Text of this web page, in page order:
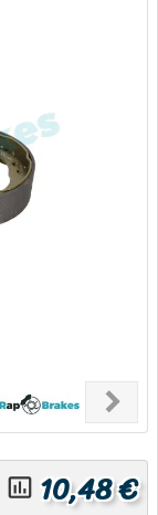
chevron_right
Next
insert_chart_outlined 10,48 €